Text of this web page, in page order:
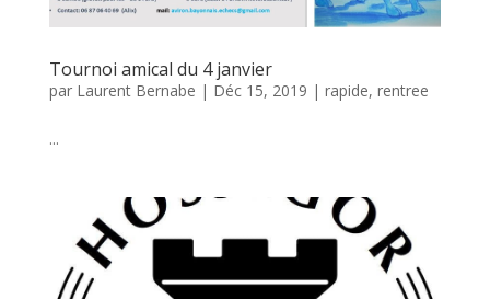
Tournoi amical du 4 janvier
par Laurent Bernabe | Déc 15, 2019 | rapide, rentree
...